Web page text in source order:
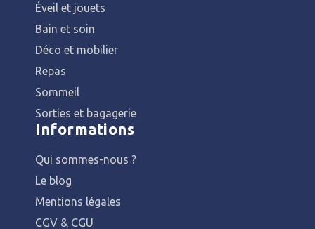
Éveil et jouets
Bain et soin
Déco et mobilier
Repas
Sommeil
Sorties et bagagerie
Informations
Qui sommes-nous ?
Le blog
Mentions légales
CGV & CGU